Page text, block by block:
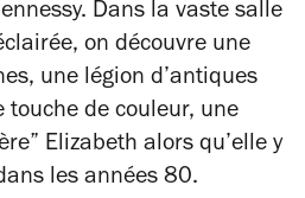
Dans la vaste salle
on découvre une
une légion d’antiques
touche de couleur, une
Elizabeth alors qu’elle y
les années 80.